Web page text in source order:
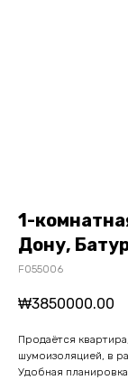
1-
Дону,
F055006
₩3850000.00
Продаётся
шумоизоляцией, в
Удобная